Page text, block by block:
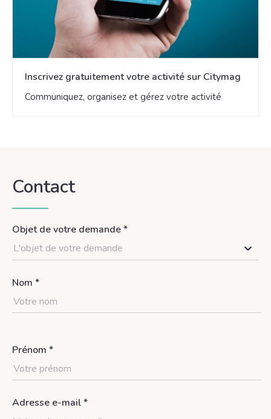
Inscrivez gratuitement votre activité sur Citymag
Communiquez, organisez et gérez votre activité
Contact
Objet de votre demande *
L'objet de votre demande
Nom *
Prénom *
Adresse e-mail *